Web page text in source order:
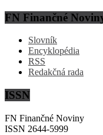
FN Finančné
Slovník
Encyklopédia
RSS
Redakčná rada
ISSN
FN Finančné Noviny
ISSN 2644-5999